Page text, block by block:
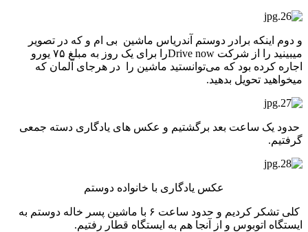
و دوم اینکه برادر دوستم آندریاس ماشین بی ام و که در تصویر
میبینید را از شرکت Drive nowرا برای یک روز به مبلغ ۷۵ یورو
اجاره کرده بود که می‌توانستید ماشین را در هرجای آلمان که
میخواهید تحویل بدهید.
حدود یک ساعت بعد برگشتیم و عکس های یادگاری دسته جمعی
گرفتیم.
عکس یادگاری با خانواده دوستم
کلی تشکر کردیم و حدود ساعت ۶ با ماشین پسر خاله دوستم به
ایستگاه اتوبوس و از آنجا هم به ایستگاه قطار رفتیم.